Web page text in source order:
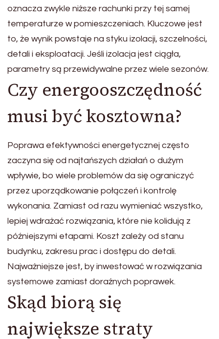
oznacza zwykle niższe rachunki przy tej samej
temperaturze w pomieszczeniach. Kluczowe jest
to, że wynik powstaje na styku izolacji, szczelności,
detali i eksploatacji. Jeśli izolacja jest ciągła,
parametry są przewidywalne przez wiele sezonów.
Czy energooszczędność
musi być kosztowna?
Poprawa efektywności energetycznej często
zaczyna się od najtańszych działań o dużym
wpływie, bo wiele problemów da się ograniczyć
przez uporządkowanie połączeń i kontrolę
wykonania. Zamiast od razu wymieniać wszystko,
lepiej wdrażać rozwiązania, które nie kolidują z
późniejszymi etapami. Koszt zależy od stanu
budynku, zakresu prac i dostępu do detali.
Najważniejsze jest, by inwestować w rozwiązania
systemowe zamiast doraźnych poprawek.
Skąd biorą się
największe straty